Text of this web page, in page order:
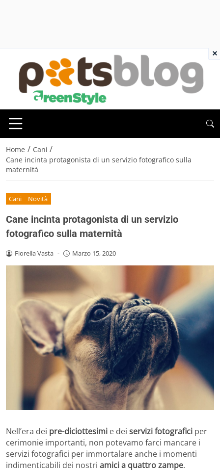
Home / Cani /
Cane incinta protagonista di un servizio fotografico sulla
maternità
Cani Novità
Cane incinta protagonista di un servizio
fotografico sulla maternità
Fiorella Vasta - Marzo 15, 2020
Nell’era dei pre-diciottesimi e dei servizi fotografici per
cerimonie importanti, non potevamo farci mancare i
servizi fotografici per immortalare anche i momenti
indimenticabili dei nostri amici a quattro zampe.
×